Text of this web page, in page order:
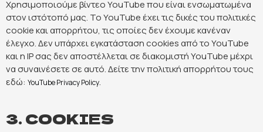
Χρησιμοποιούμε βίντεο YouTube που είναι ενσωματωμένα
στον ιστότοπό μας. Το YouTube έχει τις δικές του πολιτικές
cookie και απορρήτου, τις οποίες δεν έχουμε κανέναν
έλεγχο. Δεν υπάρχει εγκατάσταση cookies από το YouTube
και η IP σας δεν αποστέλλεται σε διακομιστή YouTube μέχρι
να συναινέσετε σε αυτό. Δείτε την πολιτική απορρήτου τους
εδώ: YouTube Privacy Policy.
3. COOKIES